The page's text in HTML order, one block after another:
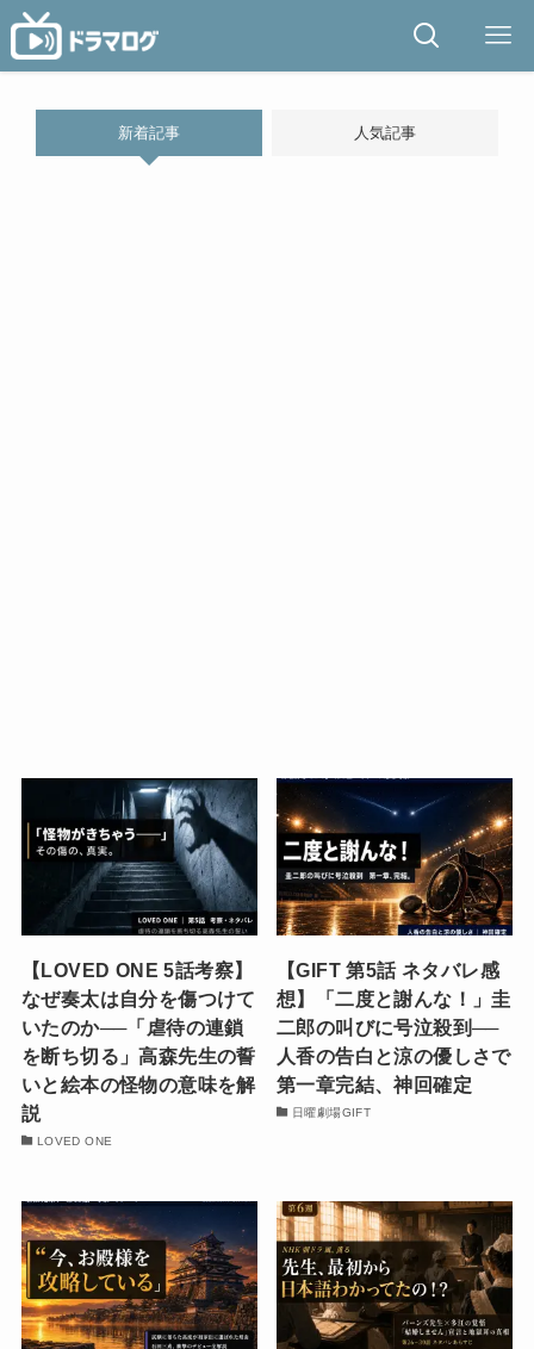
新着記事 人気記事
【LOVED ONE 5話考察】
なぜ奏太は自分を傷つけて
いたのか──「虐待の連鎖
を断ち切る」高森先生の誓
いと絵本の怪物の意味を解
説
LOVED ONE
【GIFT 第5話 ネタバレ感
想】「二度と謝んな！」圭
二郎の叫びに号泣殺到──
人香の告白と涼の優しさで
第一章完結、神回確定
日曜劇場GIFT